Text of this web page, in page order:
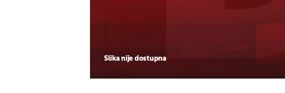
Slika nije dostupna